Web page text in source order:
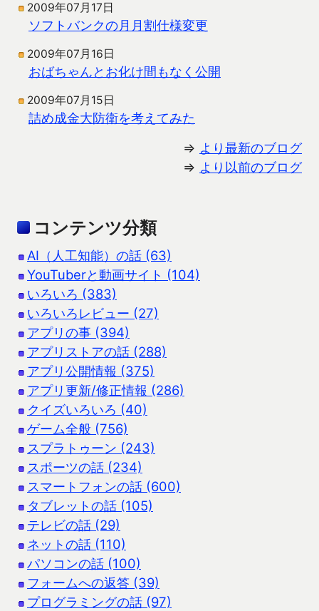
2009年07月17日
ソフトバンクの月月割仕様変更
2009年07月16日
おばちゃんとお化け間もなく公開
2009年07月15日
詰め成金大防衛を考えてみた
⇒ より最新のブログ
⇒ より以前のブログ
コンテンツ分類
AI（人工知能）の話 (63)
YouTuberと動画サイト (104)
いろいろ (383)
いろいろレビュー (27)
アプリの事 (394)
アプリストアの話 (288)
アプリ公開情報 (375)
アプリ更新/修正情報 (286)
クイズいろいろ (40)
ゲーム全般 (756)
スプラトゥーン (243)
スポーツの話 (234)
スマートフォンの話 (600)
タブレットの話 (105)
テレビの話 (29)
ネットの話 (110)
パソコンの話 (100)
フォームへの返答 (39)
プログラミングの話 (97)